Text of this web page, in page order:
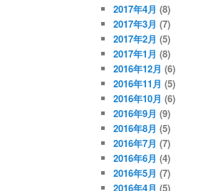
2017年4月 (8)
2017年3月 (7)
2017年2月 (5)
2017年1月 (8)
2016年12月 (6)
2016年11月 (5)
2016年10月 (6)
2016年9月 (9)
2016年8月 (5)
2016年7月 (7)
2016年6月 (4)
2016年5月 (7)
2016年4月 (5)